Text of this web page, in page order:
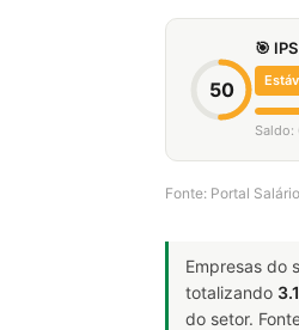
50
🎯
Saldo:
Fonte: Portal
Empresas do
totalizando
do setor.